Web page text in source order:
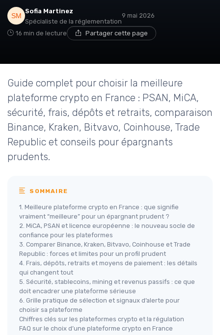
Sofia Martinez
Spécialiste de la réglementation
9 mai 2026
16 min de lecture Partager cette page
Guide complet pour choisir la meilleure
plateforme crypto en France : PSAN, MiCA,
sécurité, frais, dépôts et retraits, comparaison
Binance, Kraken, Bitvavo, Coinhouse, Trade
Republic et conseils pour épargnants
prudents.
SOMMAIRE
1. Meilleure plateforme crypto en France : que signifie
vraiment “meilleure” pour un épargnant prudent ?
2. MiCA, PSAN et licence européenne : le nouveau socle de
confiance pour les plateformes
3. Comparer Binance, Kraken, Bitvavo, Coinhouse et Trade
Republic : forces et limites pour un profil prudent
4. Frais, dépôts, retraits et moyens de paiement : les détails
qui changent tout
5. Sécurité, stablecoins, mining et revenus passifs : ce que
doit encadrer une plateforme sérieuse
6. Grille pratique de sélection et signaux d’alerte pour
choisir sa plateforme
Chiffres clés sur les plateformes crypto et la régulation
FAQ sur le choix d’une plateforme crypto en France